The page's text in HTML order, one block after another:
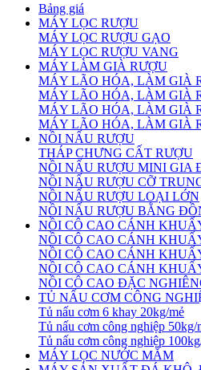
Bảng giá
MÁY LỌC RƯỢU
MÁY LỌC RƯỢU GẠO
MÁY LỌC RƯỢU VANG
MÁY LÀM GIÀ RƯỢU
MÁY LÃO HÓA, LÀM GIÀ
MÁY LÃO HÓA, LÀM GIÀ
MÁY LÃO HÓA, LÀM GIÀ
MÁY LÃO HÓA, LÀM GIÀ
NỒI NẤU RƯỢU
THÁP CHƯNG CẤT RƯỢU
NỒI NẤU RƯỢU MINI GIA
NỒI NẤU RƯỢU CỠ
NỒI NẤU RƯỢU LOẠI LỚN
NỒI NẤU RƯỢU BẰNG
NỒI CÔ CAO CÁNH
NỒI CÔ CAO CÁNH
NỒI CÔ CAO CÁNH
NỒI CÔ CAO CÁNH
NỒI CÔ CAO ĐẶC
TỦ NẤU CƠM CÔNG
Tủ nấu cơm 6 khay 20kg/mẻ
Tủ nấu cơm công nghiệp 50kg/
Tủ nấu cơm công nghiệp
MÁY LỌC NƯỚC MẮM